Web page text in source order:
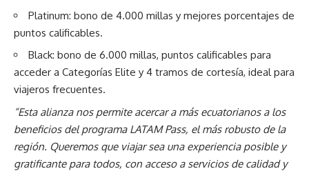
Platinum: bono de 4.000 millas y mejores porcentajes de
puntos calificables.
Black: bono de 6.000 millas, puntos calificables para
acceder a Categorías Elite y 4 tramos de cortesía, ideal para
viajeros frecuentes.
“Esta alianza nos permite acercar a más ecuatorianos a los
beneficios del programa LATAM Pass, el más robusto de la
región. Queremos que viajar sea una experiencia posible y
gratificante para todos, con acceso a servicios de calidad y